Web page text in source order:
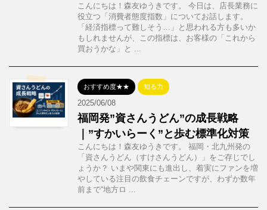
こんにちは！森友ゆうきです。 今日は、店長業務に
役立つ「消費者態度指数」についてお話します。
「経済指標って難しそう…」と思われる方も多いか
もしれませんが、この指標は、お客様の「これから
買おうかな」と ...
おすすめ度★★ 知る力
2025/06/08
福岡発”資さんうどん”の成長戦略
｜”すかいらーく”と歩む標準化対策
こんにちは！森友ゆうきです。 福岡・北九州発の
「資さんうどん（すけさんうどん）」をご存じでし
ょうか？ いまや関東にも進出し、着実にファンを増
やしている注目の飲食チェーンですが、わずか数年
前まで“地方ロ ...